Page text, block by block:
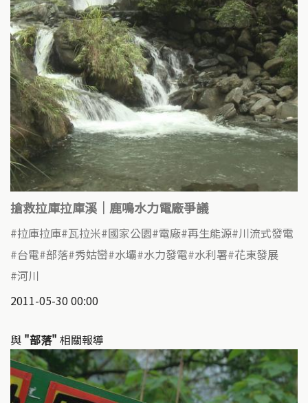
搶救拉庫拉庫溪｜鹿鳴水力電廠爭議
拉庫拉庫 瓦拉米 國家公園 電廠 再生能源 川流式發電
台電 部落 秀姑巒 水壩 水力發電 水利署 花東發展
河川
2011-05-30 00:00
與 "部落" 相關報導